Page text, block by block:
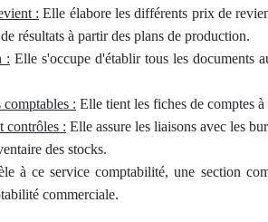
: Elle élabore les différents prix de
résultats à partir des plans de production.
: Elle s'occupe d'établir tous les documents
comptables : Elle tient les fiches de comptes
contrôles : Elle assure les liaisons avec les
des stocks.
à ce service comptabilité, une section
commerciale.